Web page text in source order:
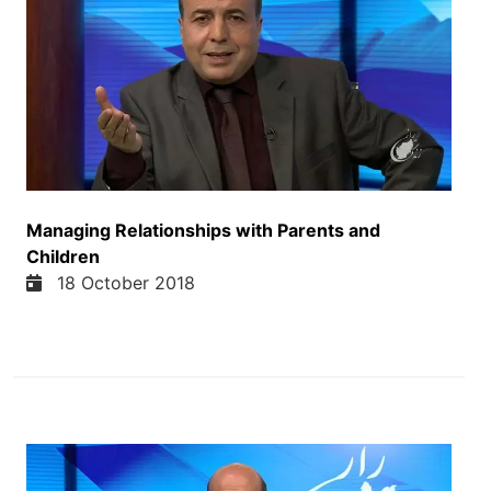
کنسلگری همراهی کرده اما اجازه ورود به او داده نشد.
همچن نامزادش گفته که تا نیمه شب مقابل در
کنسلگری عربستان در استانبول منتظر بود اما او بر
نگشت. خاشقجی که قبلان سردابیر روزنامه الوطن و یک
کانال تلویزیونی عربستان سعودی بود به انوان مشاور
خانواده سلطنتی عربستان کار کرد و سالها به انوان یک
فرد در خودی حساب میشد. عربستان سعودی اول اینکار
کردن و بعد از هفته روز اتراف کردن که جمال خاشقجی
روزنامنگار منتقدین کشور در کنسلگری عربستان در
استانبول کشته شد. سازمان مدافعی حقوق بشر میگوید
توزیعات عربستان تنها تلاش برای سرپوشگذاشتن یک
مهد مسلمانهای جهان هستند اونجا انکار کردند و دروغ
گفتند و بعد قبول کردند که این خبرنگار کشت شده
Managing Relationships with Parents and
Children
18 October 2018